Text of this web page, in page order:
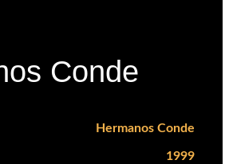
Conde
Hermanos Conde
1999